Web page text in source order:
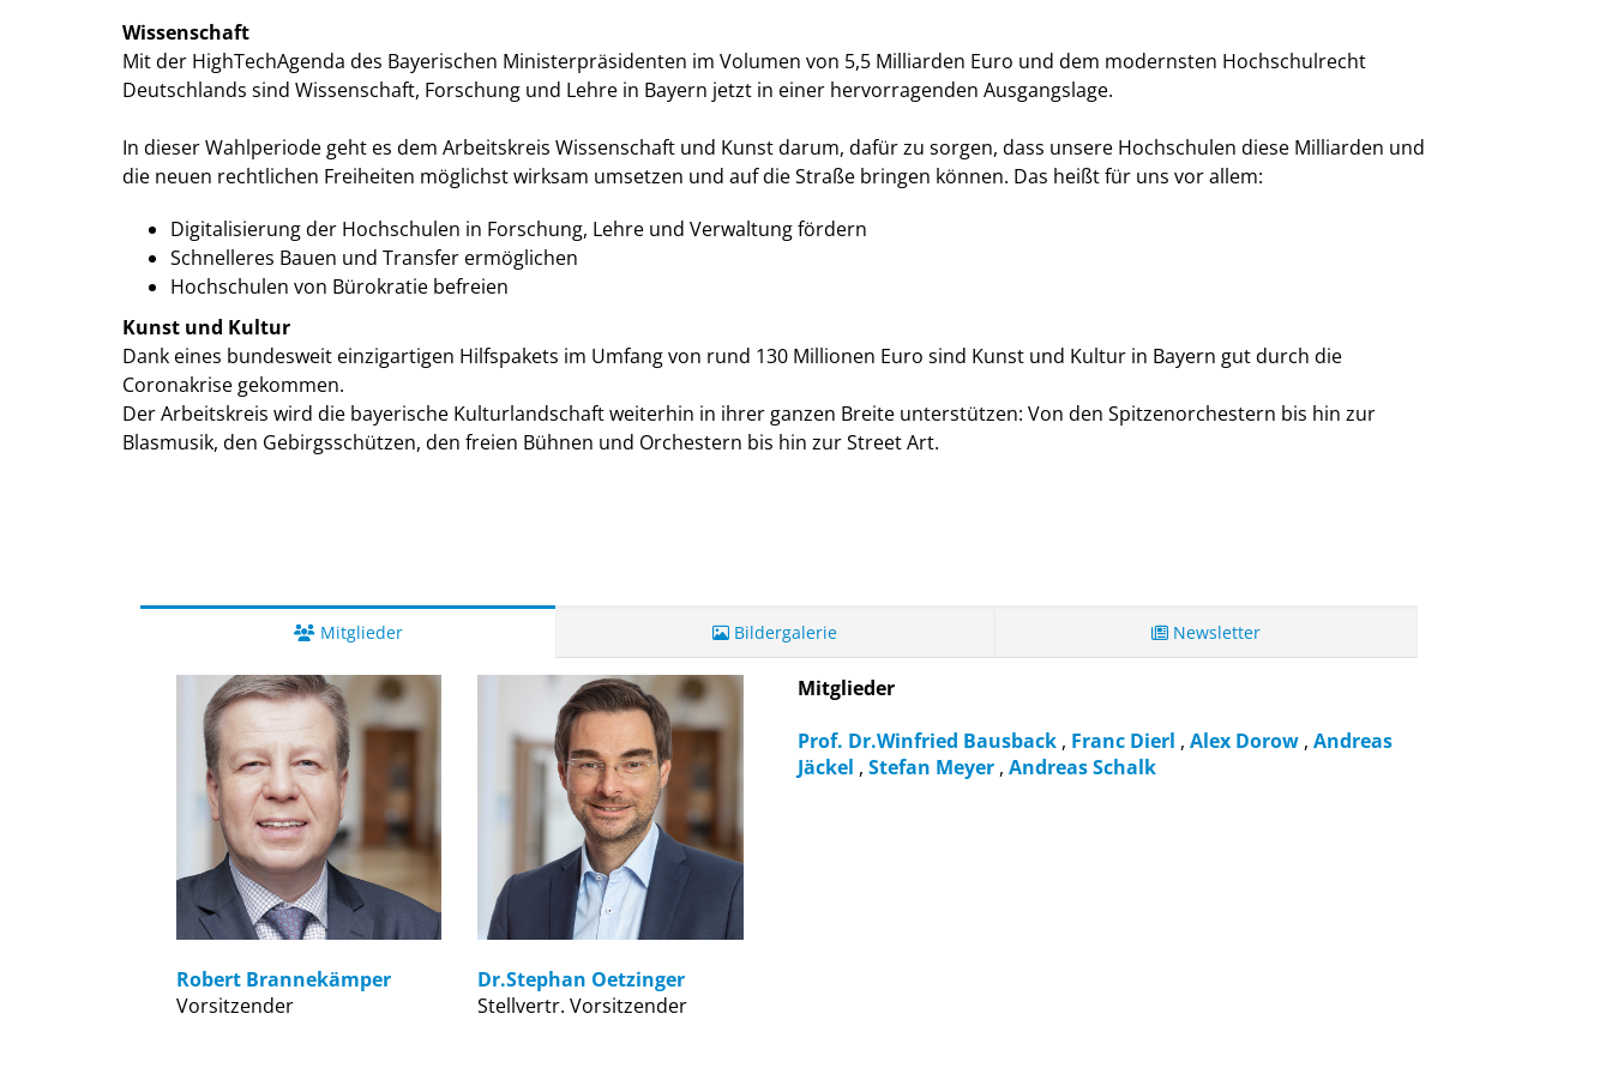
Wissenschaft
Mit der HighTechAgenda des Bayerischen Ministerpräsidenten im Volumen von 5,5 Milliarden Euro und dem modernsten Hochschulrecht
Deutschlands sind Wissenschaft, Forschung und Lehre in Bayern jetzt in einer hervorragenden Ausgangslage.
In dieser Wahlperiode geht es dem Arbeitskreis Wissenschaft und Kunst darum, dafür zu sorgen, dass unsere Hochschulen diese Milliarden und
die neuen rechtlichen Freiheiten möglichst wirksam umsetzen und auf die Straße bringen können. Das heißt für uns vor allem:
Digitalisierung der Hochschulen in Forschung, Lehre und Verwaltung fördern
Schnelleres Bauen und Transfer ermöglichen
Hochschulen von Bürokratie befreien
Kunst und Kultur
Dank eines bundesweit einzigartigen Hilfspakets im Umfang von rund 130 Millionen Euro sind Kunst und Kultur in Bayern gut durch die
Coronakrise gekommen.
Der Arbeitskreis wird die bayerische Kulturlandschaft weiterhin in ihrer ganzen Breite unterstützen: Von den Spitzenorchestern bis hin zur
Blasmusik, den Gebirgsschützen, den freien Bühnen und Orchestern bis hin zur Street Art.
Mitglieder Bildergalerie Newsletter
Robert Brannekämper
Vorsitzender
Dr.Stephan Oetzinger
Stellvertr. Vorsitzender
Mitglieder
Prof. Dr.Winfried Bausback , Franc Dierl , Alex Dorow , Andreas
Jäckel , Stefan Meyer , Andreas Schalk